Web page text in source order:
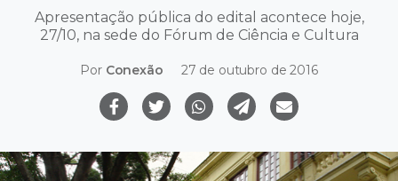
Apresentação pública do edital acontece hoje,
27/10, na sede do Fórum de Ciência e Cultura
Por Conexão 27 de outubro de 2016